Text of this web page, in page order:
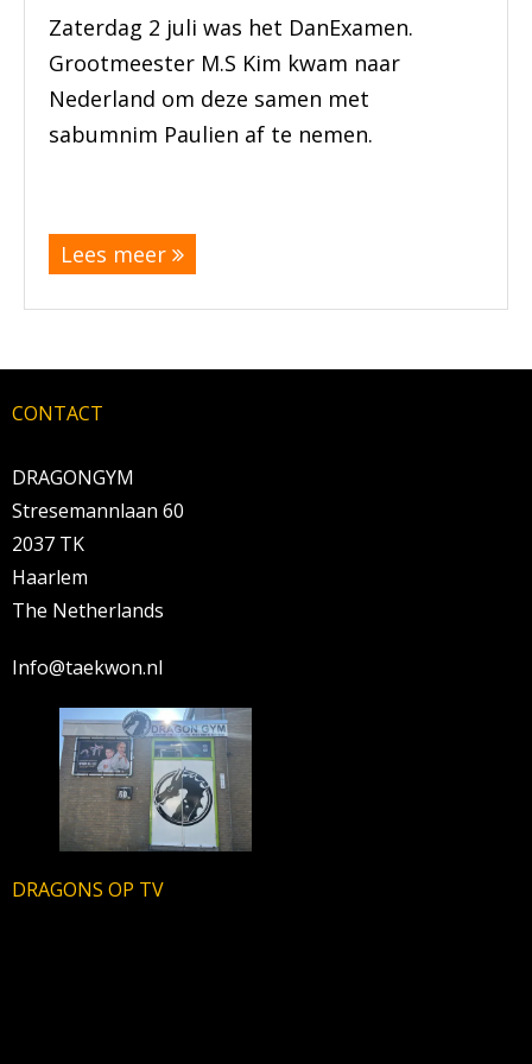
BRAZILIAN JIU JITSU
AGENDA
CONTACT
Zaterdag 2 juli was het DanExamen.
Grootmeester M.S Kim kwam naar
Nederland om deze samen met
sabumnim Paulien af te nemen.
Lees meer
CONTACT
DRAGONGYM
Stresemannlaan 60
2037 TK
Haarlem
The Netherlands
Info@taekwon.nl
DRAGONS OP TV